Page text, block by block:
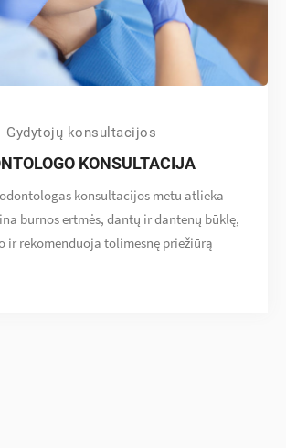
Gydytojų konsultacijos
KONSULTACIJA
konsultacijos metu atlieka
burnos ertmės, dantų ir dantenų būklę,
ir rekomenduoja tolimesnę priežiūrą